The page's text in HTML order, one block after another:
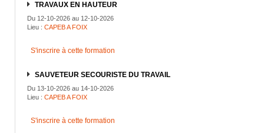
TRAVAUX EN HAUTEUR
Du 12-10-2026 au 12-10-2026
Lieu : CAPEB A FOIX
S'inscrire à cette formation
SAUVETEUR SECOURISTE DU TRAVAIL
Du 13-10-2026 au 14-10-2026
Lieu : CAPEB A FOIX
S'inscrire à cette formation